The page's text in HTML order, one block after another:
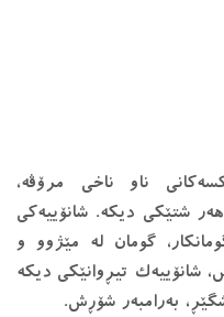
ناو ناخی مرۆڤه‌،
شتێکی دیکه‌. شانۆییه‌کی
گومان له‌ مێژوو و
تیڕوانێکی دیکه‌
به‌رامبه‌ر شۆڕش.